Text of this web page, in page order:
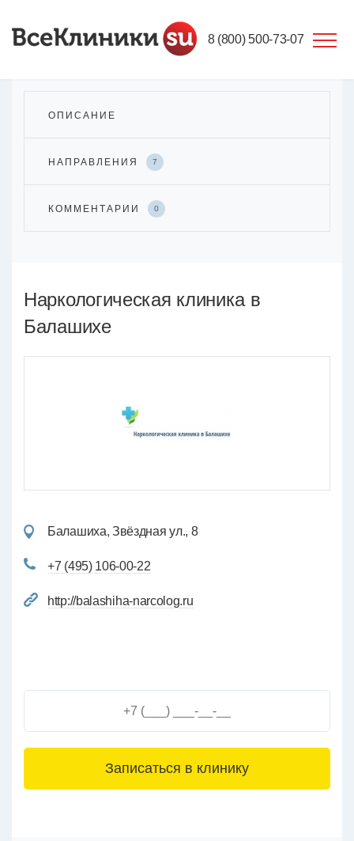
8 (800) 500-73-07
ОПИСАНИЕ
НАПРАВЛЕНИЯ 7
КОММЕНТАРИИ 0
Наркологическая клиника в
Балашихе
Балашиха, Звёздная ул., 8
+7 (495) 106-00-22
http://balashiha-narcolog.ru
3+6=